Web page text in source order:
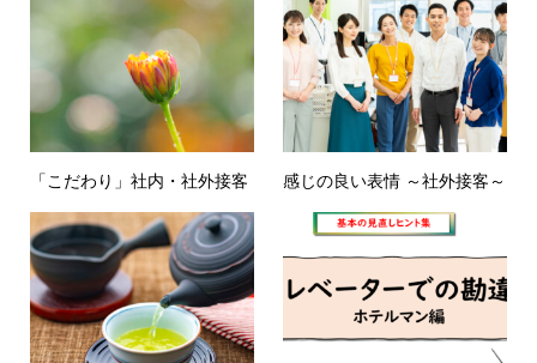
「こだわり」社内・社外接客 感じの良い表情 ～社外接客～